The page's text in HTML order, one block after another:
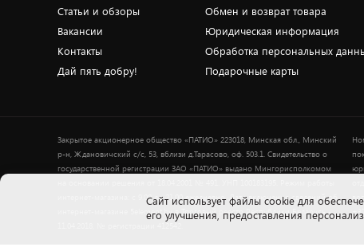
Статьи и обзоры
Вакансии
Контакты
Дай пять добру!
Обмен и возврат товара
Юридическая информация
Обработка персональных
Подарочные карты
Закрытое акционерное общество «ПАТИО» 223018, Минская обл., Минский
р-н, Ждановичский с/с, 53, вблизи д.Тарасово, оф. 503.1. Свидетельство о
государственной регистрации ЗАО «ПАТИО» выдано Мингорисполкомом
интернет-магазина: с 9.00 до 21.00 ежедневно. Дата включения сведений об
интернет-магазине 5element.by в Торговый реестр Республики Беларусь -
Cайт использует файлы cookie для
его улучшения, предоставления